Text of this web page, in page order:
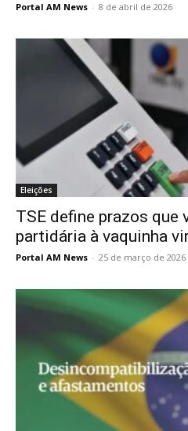
Portal AM News - 8 de abril de 2026
Eleições
TSE define prazos que
partidária à vaquinha
Portal AM News - 25 de março de 2026